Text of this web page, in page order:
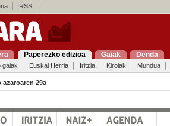
RSS
Paperezko edizioa Gaiak Denda
gaiak Euskal Herria Iritzia Kirolak Mundua
azaroaren 29a